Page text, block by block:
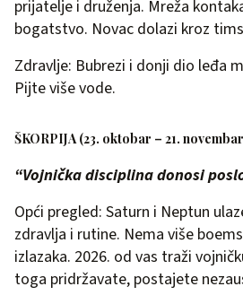
prijatelje i druženja. Mreža
bogatstvo. Novac dolazi kroz
Zdravlje: Bubrezi i donji dio leđa
Pijte više vode.
ŠKORPIJA (23. oktobar – 21.
“Vojnička disciplina donosi
Opći pregled: Saturn i Neptun
zdravlja i rutine. Nema više
izlazaka. 2026. od vas traži
toga pridržavate, postajete